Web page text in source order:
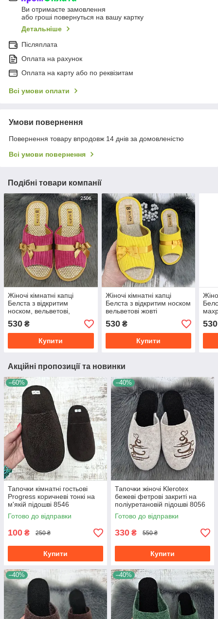
Ви отримаєте замовлення
або гроші повернуться на вашу картку
Детальніше
Післяплата
Оплата на рахунок
Оплата на карту або по реквізитам
Всі умови оплати
Умови повернення
Повернення товару впродовж 14 днів за домовленістю
Всі умови повернення
Подібні товари компанії
Жіночі кімнатні капці
Белста з відкритим
носком, вельветові,
бордові
530 ₴
Купити
Жіночі кімнатні капці
Белста з відкритим носком
вельветові жовті
530₴
Купити
530
Акційні пропозиції та новинки
–60%
Тапочки кімнатні гостьові
Progress коричневі тонкі на
м'якій підошві 8546
Готово до відправки
100 ₴ 250 ₴
Купити
–40%
Тапочки жіночі Klerotex
бежеві фетрові закриті на
поліуретановій підошві 8056
Готово до відправки
330 ₴ 550 ₴
Купити
–40% –40%